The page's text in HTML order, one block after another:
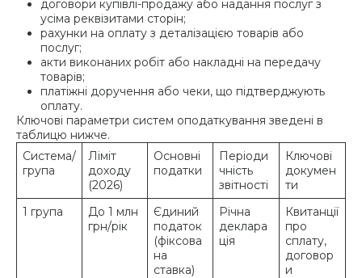
договори купівлі-продажу або надання послуг з
усіма реквізитами сторін;
рахунки на оплату з деталізацією товарів або
послуг;
акти виконаних робіт або накладні на передачу
товарів;
платіжні доручення або чеки, що підтверджують
оплату.
Ключові параметри систем оподаткування зведені в
таблицю нижче.
Система/
група
Ліміт
доходу
(2026)
Основні
податки
Періоди
чність
звітності
Ключові
докумен
ти
1 група
До 1 млн
грн/рік
Єдиний
податок
(фіксова
на
ставка)
Річна
деклара
ція
Квитанції
про
сплату,
договор
и